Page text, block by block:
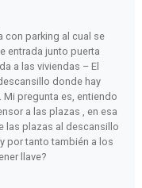
con parking al cual se
entrada junto puerta
a las viviendas – El
donde hay
pregunta es, entiendo
a las plazas , en esa
las plazas al descansillo
por tanto también a los
llave?